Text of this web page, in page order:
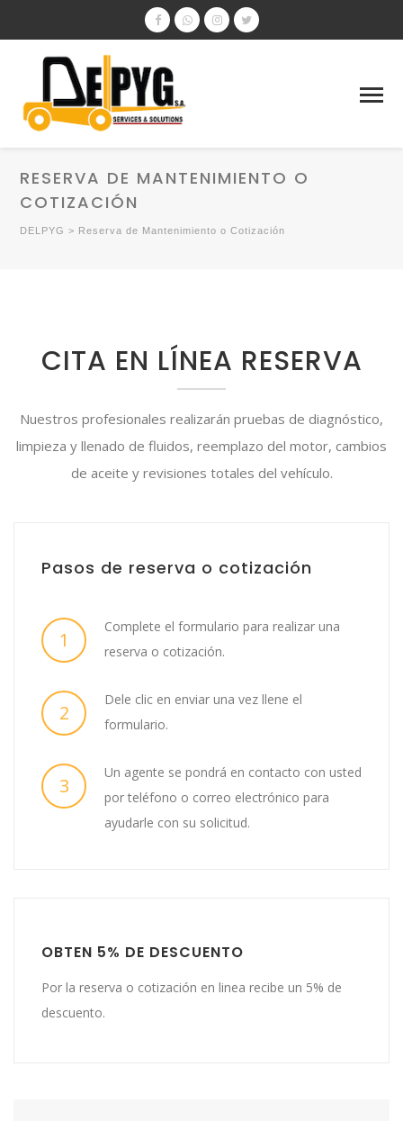
RESERVA DE MANTENIMIENTO O
COTIZACIÓN
DELPYG > Reserva de Mantenimiento o Cotización
CITA EN LÍNEA RESERVA
Nuestros profesionales realizarán pruebas de diagnóstico,
limpieza y llenado de fluidos, reemplazo del motor, cambios
de aceite y revisiones totales del vehículo.
Pasos de reserva o cotización
1
Complete el formulario para realizar una
reserva o cotización.
2
Dele clic en enviar una vez llene el
formulario.
3
Un agente se pondrá en contacto con usted
por teléfono o correo electrónico para
ayudarle con su solicitud.
OBTEN 5% DE DESCUENTO
Por la reserva o cotización en linea recibe un 5% de
descuento.